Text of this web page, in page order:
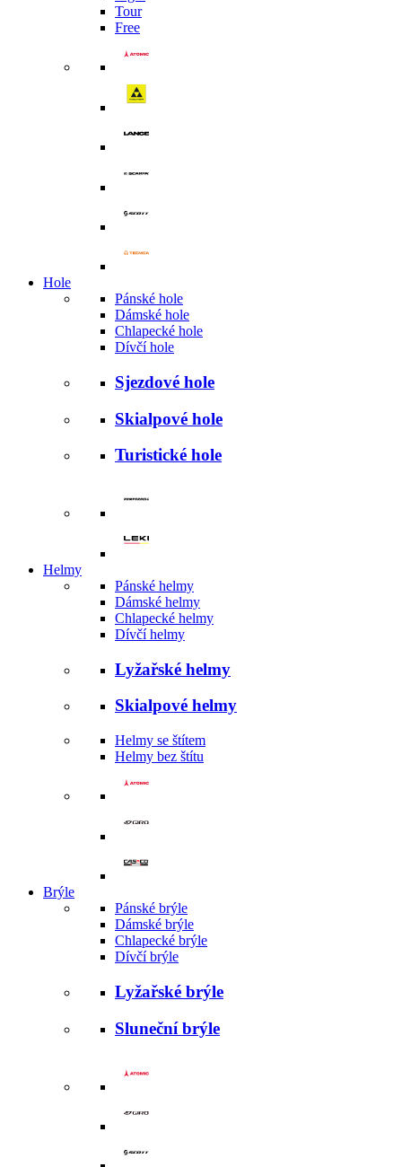
Tour
Free
Hole
Pánské hole
Dámské hole
Chlapecké hole
Dívčí hole
Sjezdové hole
Skialpové hole
Turistické hole
Helmy
Pánské helmy
Dámské helmy
Chlapecké helmy
Dívčí helmy
Lyžařské helmy
Skialpové helmy
Helmy se štítem
Helmy bez štítu
Brýle
Pánské brýle
Dámské brýle
Chlapecké brýle
Dívčí brýle
Lyžařské brýle
Sluneční brýle